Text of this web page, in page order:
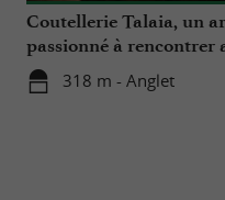
Coutellerie Talaia, un
passionné à rencontrer
318 m - Anglet